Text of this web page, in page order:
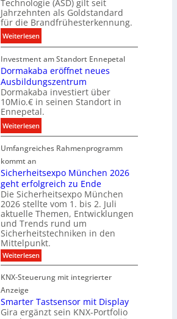
r
d
u
r
e
i
g
e
n
e
n
M
r
k
e
n
v
e
s
i
t
i
o
n
s
p
a
n
e
r
b
e
i
M
D
c
Technologie (ASD) gilt seit
Jahrzehnten als Goldstandard
für die Brandfrühesterkennung.
Weiterlesen:
D
i
g
i
t
a
l
e
B
r
n
d
f
r
ü
h
e
s
t
e
k
e
Investment am Standort Ennepetal
Dormakaba eröffnet neues
Ausbildungszentrum
Dormakaba investiert über
10Mio.€ in seinen Standort in
Ennepetal.
Weiterlesen:
D
o
m
a
k
a
b
a
e
r
ö
f
n
e
Umfangreiches Rahmenprogramm
kommt an
Sicherheitsexpo München 2026
geht erfolgreich zu Ende
Die Sicherheitsexpo München
2026 stellte vom 1. bis 2. Juli
aktuelle Themen, Entwicklungen
und Trends rund um
Sicherheitstechniken in den
Mittelpunkt.
Weiterlesen:
S
c
e
r
h
KNX-Steuerung mit integrierter
Anzeige
Smarter Tastsensor mit Display
Gira ergänzt sein KNX-Portfolio